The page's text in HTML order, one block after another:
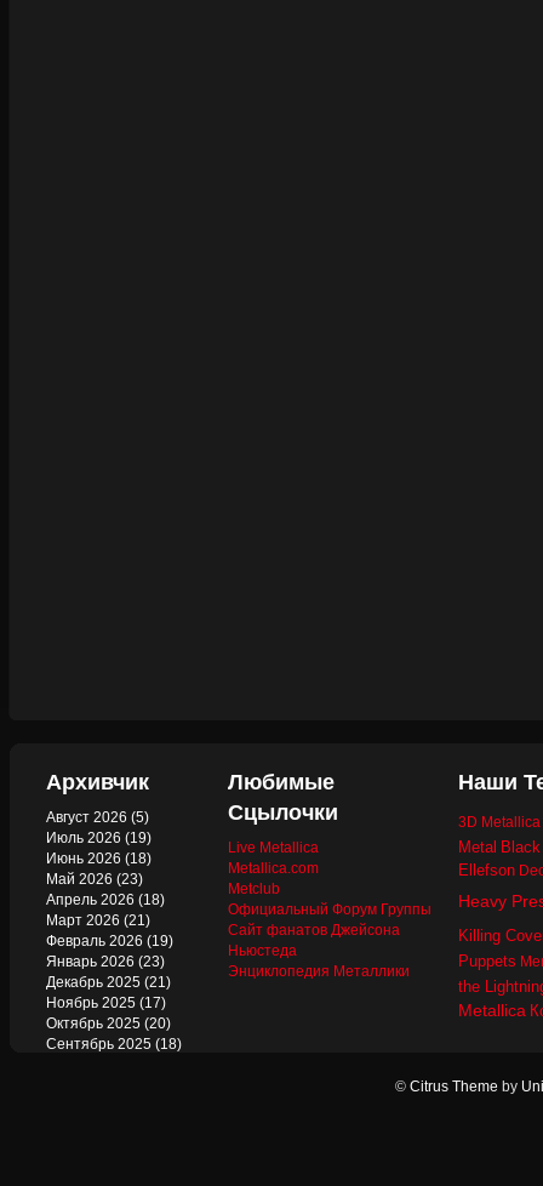
Архивчик
Август 2026 (5)
Июль 2026 (19)
Июнь 2026 (18)
Май 2026 (23)
Апрель 2026 (18)
Март 2026 (21)
Февраль 2026 (19)
Январь 2026 (23)
Декабрь 2025 (21)
Ноябрь 2025 (17)
Октябрь 2025 (20)
Сентябрь 2025 (18)
Любимые
Сцылочки
Live Metallica
Metallica.com
Metclub
Официальный Форум Группы
Сайт фанатов Джейсона
Ньюстеда
Энциклопедия Металлики
Наши
3D
Metal
Ellefson
Heavy
Killing
Puppets
the
Metallica
© Citrus Theme by